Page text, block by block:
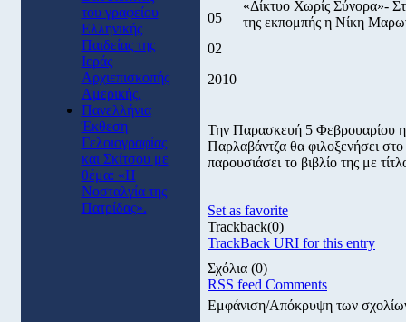
του γραφείου
Ελληνικής
Παιδείας της
Ιεράς
Αρχιεπισκοπής
Αμερικής.
Πανελλήνια
Έκθεση
Γελοιογραφίας
και Σκίτσου με
θέμα: «Η
Νοσταλγία της
Πατρίδας».
05
02
2010
«Δίκτυο Χωρίς Σύνορα»-
της εκπομπής η Νίκη
Την Παρασκευή 5 Φεβρουαρίου
Παρλαβάντζα θα φιλοξενήσει
παρουσιάσει το βιβλίο της με
Set as favorite
Trackback(0)
TrackBack URI for this entry
Σχόλια (0)
RSS feed Comments
Εμφάνιση/Απόκρυψη των